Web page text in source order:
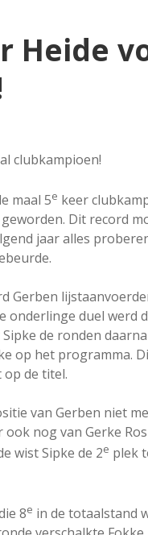
Heide
clubkampioen!
maal 5e keer
Dit record
jaar alles
Gerben
onderlinge duel
de ronden
op het programma.
op de titel.
van Gerben niet
nog van Gerke
wist Sipke de 2e plek
8e in de totaalstand